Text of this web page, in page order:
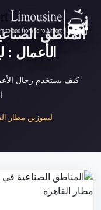
نحن
المناطق
الأعمال :
كيف يستخدم رجال
ليموزين مطار